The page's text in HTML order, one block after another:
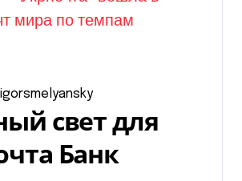
свет для
Банк